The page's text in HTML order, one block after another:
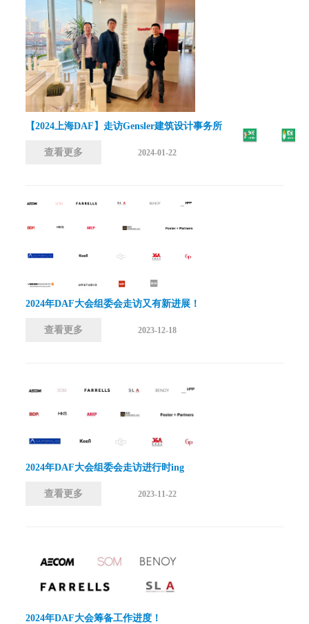
【2024上海DAF】走访Gensler建筑设计事务所
查看更多 2024-01-22
2024年DAF大会组委会走访又有新进展！
查看更多 2023-12-18
2024年DAF大会组委会走访进行时ing
查看更多 2023-11-22
2024年DAF大会筹备工作进度！